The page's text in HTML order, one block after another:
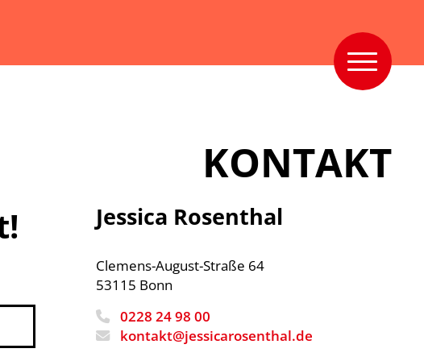
KONTAKT
Jessica Rosenthal
Clemens-August-Straße 64
53115 Bonn
0228 24 98 00
kontakt@jessicarosenthal.de